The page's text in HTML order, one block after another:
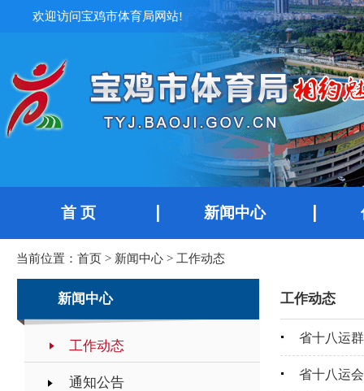
欢迎访问宝鸡市体育局网站!
首 页 新闻中心
当前位置： 首页 > 新闻中心 > 工作动态
新闻中心
工作动态
通知公告
工作动态
省十八运
省十八运